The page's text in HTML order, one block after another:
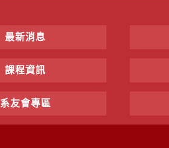
最新消息
課程資訊
系友會專區